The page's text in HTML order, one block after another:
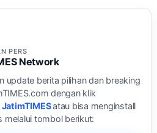
PERS
Network
update berita pilihan dan breaking
dengan klik
JatimTIMESatau bisa menginstall
melalui tombol berikut: